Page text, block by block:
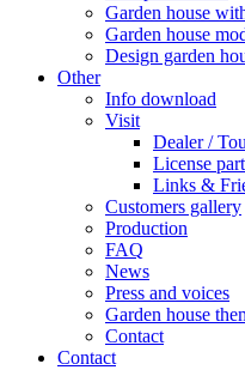
Garden house
Garden house
Design garden
Other
Info download
Visit
Dealer /
License
Links &
Customers gallery
Production
FAQ
News
Press and voices
Garden house
Contact
Contact